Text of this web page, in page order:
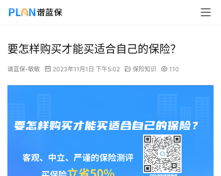
要怎样购买才能买适合自己的保险？
谱蓝保-敏敏 2023年11月1日 下午5:02 保险知识 110